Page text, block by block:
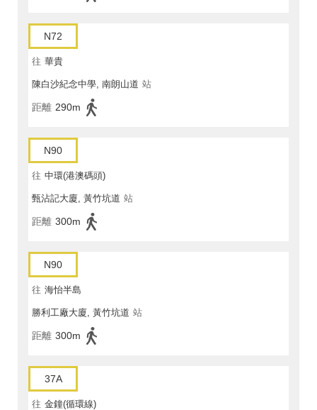
N72
往 華貴
陳白沙紀念中學, 南朗山道 站
距離 290m
N90
往 中環(港澳碼頭)
甄沾記大廈, 黃竹坑道 站
距離 300m
N90
往 海怡半島
勝利工廠大廈, 黃竹坑道 站
距離 300m
37A
往 金鐘(循環線)